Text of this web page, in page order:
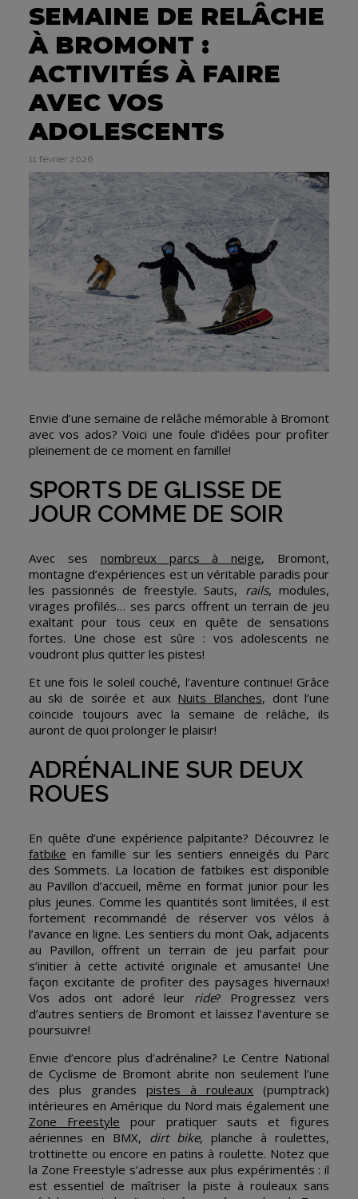
SEMAINE DE RELÂCHE
À BROMONT :
ACTIVITÉS À FAIRE
AVEC VOS
ADOLESCENTS
11 février 2026
Envie d’une semaine de relâche mémorable à Bromont
avec vos ados? Voici une foule d’idées pour profiter
pleinement de ce moment en famille!
SPORTS DE GLISSE DE
JOUR COMME DE SOIR
Avec ses nombreux parcs à neige, Bromont,
montagne d’expériences est un véritable paradis pour
les passionnés de freestyle. Sauts, rails, modules,
virages profilés… ses parcs offrent un terrain de jeu
exaltant pour tous ceux en quête de sensations
fortes. Une chose est sûre : vos adolescents ne
voudront plus quitter les pistes!
Et une fois le soleil couché, l’aventure continue! Grâce
au ski de soirée et aux Nuits Blanches, dont l’une
coïncide toujours avec la semaine de relâche, ils
auront de quoi prolonger le plaisir!
ADRÉNALINE SUR DEUX
ROUES
En quête d’une expérience palpitante? Découvrez le
fatbike en famille sur les sentiers enneigés du Parc
des Sommets. La location de fatbikes est disponible
au Pavillon d’accueil, même en format junior pour les
plus jeunes. Comme les quantités sont limitées, il est
fortement recommandé de réserver vos vélos à
l’avance en ligne. Les sentiers du mont Oak, adjacents
au Pavillon, offrent un terrain de jeu parfait pour
s’initier à cette activité originale et amusante! Une
façon excitante de profiter des paysages hivernaux!
Vos ados ont adoré leur ride? Progressez vers
d’autres sentiers de Bromont et laissez l’aventure se
poursuivre!
Envie d’encore plus d’adrénaline? Le Centre National
de Cyclisme de Bromont abrite non seulement l’une
des plus grandes pistes à rouleaux (pumptrack)
intérieures en Amérique du Nord mais également une
Zone Freestyle pour pratiquer sauts et figures
aériennes en BMX, dirt bike, planche à roulettes,
trottinette ou encore en patins à roulette. Notez que
la Zone Freestyle s’adresse aux plus expérimentés : il
est essentiel de maîtriser la piste à rouleaux sans